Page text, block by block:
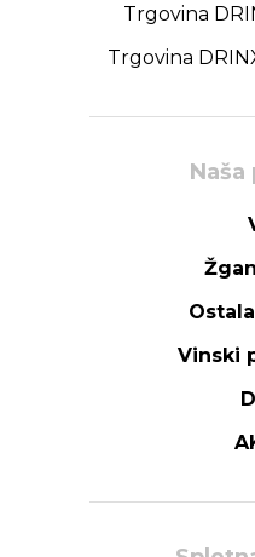
Trgovina
Trgovina
Naša
Vinski